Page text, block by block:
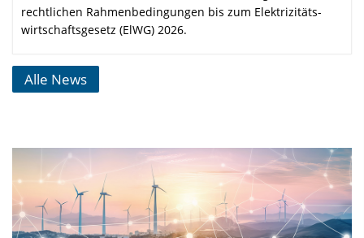
rechtlichen Rahmen­bedingungen bis zum Elektrizitäts­
wirtschaftsgesetz (ElWG) 2026.
Alle News